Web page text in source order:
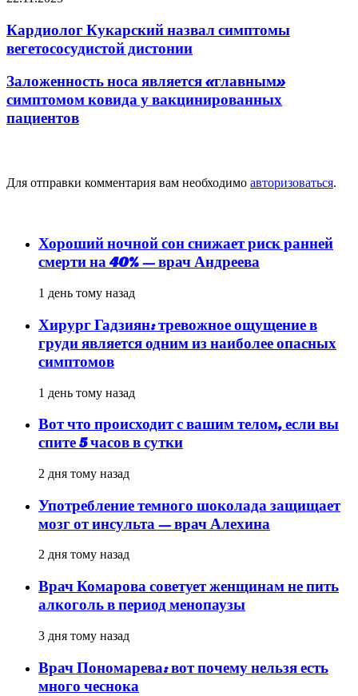
Кардиолог Кукарский назвал симптомы
вегетососудистой дистонии
Заложенность носа является «главным»
симптомом ковида у вакцинированных
пациентов
Для отправки комментария вам необходимо авторизоваться.
Хороший ночной сон снижает риск ранней
смерти на 40% — врач Андреева
1 день тому назад
Хирург Гадзиян: тревожное ощущение в
груди является одним из наиболее опасных
симптомов
1 день тому назад
Вот что происходит с вашим телом, если вы
спите 5 часов в сутки
2 дня тому назад
Употребление темного шоколада защищает
мозг от инсульта — врач Алехина
2 дня тому назад
Врач Комарова советует женщинам не пить
алкоголь в период менопаузы
3 дня тому назад
Врач Пономарева: вот почему нельзя есть
много чеснока